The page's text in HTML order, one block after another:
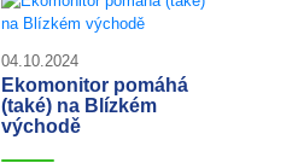
04.10.2024
Ekomonitor pomáhá
(také) na Blízkém
východě